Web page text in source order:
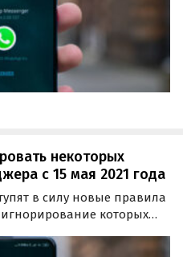
некоторых
с 15 мая 2021 года
в силу новые правила
которых
месседжера на его